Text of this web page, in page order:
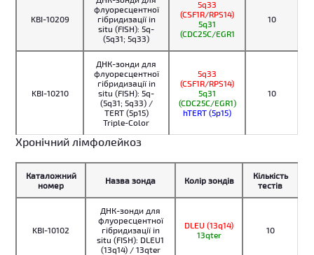
KBI-10209
флуоресцентної
гібридизації in
situ (FISH): 5q-
(5q31; 5q33)
5q33
(CSF1R/RPS14)
5q31
(CDC25C/EGR1
10
KBI-10210
ДНК-зонди для
флуоресцентної
гібридизації in
situ (FISH): 5q-
(5q31; 5q33) /
TERT (5p15)
Triple-Color
5q33
(CSF1R/RPS14)
5q31
(CDC25C/EGR1)
hTERT (5p15)
10
Хронічний лімфолейкоз
Каталожний
номер
Назва зонда Колір зондів
Кількість
тестів
KBI-10102
ДНК-зонди для
флуоресцентної
гібридизації in
situ (FISH): DLEU1
(13q14) / 13qter
DLEU (13q14)
13qter
10